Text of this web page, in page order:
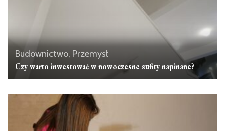
Budownictwo, Przemysł
Czy warto inwestować w nowoczesne sufity napinane?